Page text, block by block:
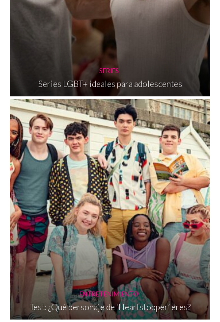
SERIES
Series LGBT+ ideales para adolescentes
ENTRETENIMIENTO
Test: ¿Qué personaje de ‘Heartstopper’ eres?